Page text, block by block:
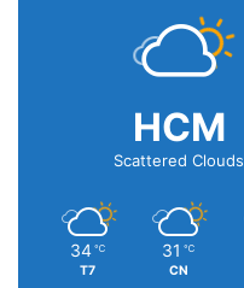
HCM
Scattered Clouds
34 ℃
T7
31 ℃
CN